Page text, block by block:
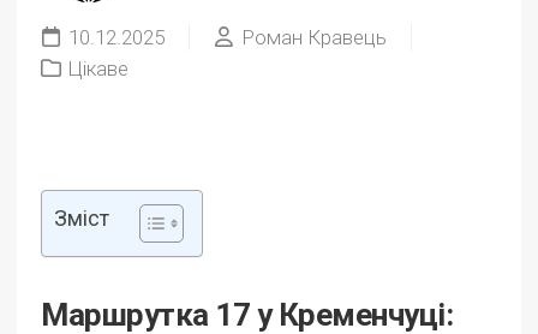
10.12.2025
Роман Кравець
Цікаве
Зміст
Маршрутка 17 у Кременчуці: